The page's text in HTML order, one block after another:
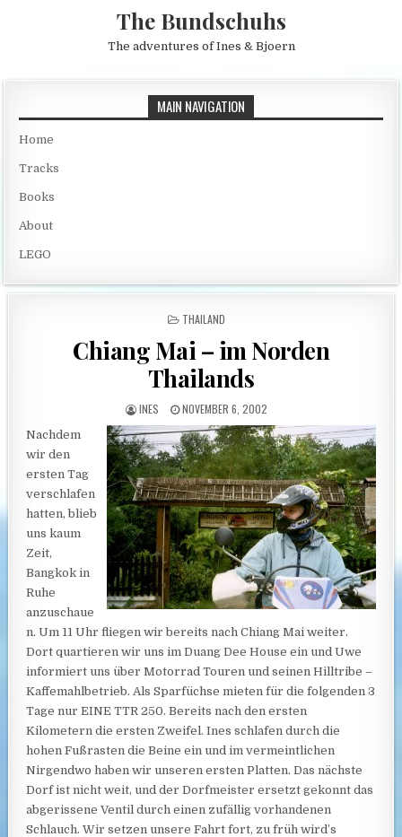
The Bundschuhs
The adventures of Ines & Bjoern
MAIN NAVIGATION
Home
Tracks
Books
About
LEGO
POSTED IN
THAILAND
Chiang Mai – im Norden
Thailands
AUTHOR:
INES PUBLISHED DATE:
NOVEMBER 6, 2002
Nachdem
wir den
ersten Tag
verschlafen
hatten, blieb
uns kaum
Zeit,
Bangkok in
Ruhe
anzuschaue
n. Um 11 Uhr fliegen wir bereits nach Chiang Mai weiter.
Dort quartieren wir uns im Duang Dee House ein und Uwe
informiert uns über Motorrad Touren und seinen Hilltribe –
Kaffemahlbetrieb. Als Sparfüchse mieten für die folgenden 3
Tage nur EINE TTR 250. Bereits nach den ersten
Kilometern die ersten Zweifel.Ines schlafen durch die
hohen Fußrasten die Beine ein und im vermeintlichen
Nirgendwo haben wir unseren ersten Platten. Das nächste
Dorf ist nicht weit, und der Dorfmeister ersetzt gekonnt das
abgerissene Ventil durch einen zufällig vorhandenen
Schlauch. Wir setzen unsere Fahrt fort, zu früh wird’s